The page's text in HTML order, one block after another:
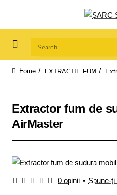
Search...
EXTRACTIE FUM
Extractor fum de
AirMaster
0 opinii • Spune-ţi